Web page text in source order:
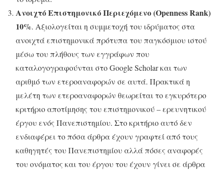
Ανοιχτό Επιστημονικό Περιεχόμενο (Openness Rank)
10%. Αξιολογείται η συμμετοχή του ιδρύματος στα
ανοιχτά επιστημονικά πρότυπα του παγκόσμιου ιστού
μέσω του πλήθους των εγγράφων που
καταλογογραφούνται στο Google Scholar και των
αριθμό των ετεροαναφορών σε αυτά. Πρακτικά η
μελέτη των ετεροαναφορών θεωρείται το εγκυρότερο
κριτήριο αποτίμησης του επιστημονικού – ερευνητικού
έργου ενός Πανεπιστημίου. Στο κριτήριο αυτό δεν
ενδιαφέρει το πόσα άρθρα έχουν γραφτεί από τους
καθηγητές του Πανεπιστημίου αλλά πόσες αναφορές
του ονόματος και του έργου του έχουν γίνει σε άρθρα